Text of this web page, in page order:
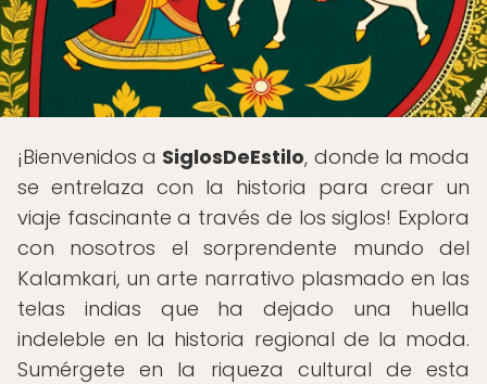
¡Bienvenidos a SiglosDeEstilo, donde la moda
se entrelaza con la historia para crear un
viaje fascinante a través de los siglos! Explora
con nosotros el sorprendente mundo del
Kalamkari, un arte narrativo plasmado en las
telas indias que ha dejado una huella
indeleble en la historia regional de la moda.
Sumérgete en la riqueza cultural de esta